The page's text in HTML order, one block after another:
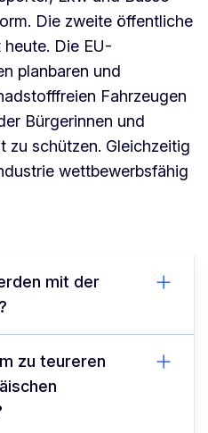
Die zweite öffentliche
Die EU-
planbaren und
Fahrzeugen
Bürgerinnen und
zu schützen. Gleichzeitig
wettbewerbsfähig
mit der
zu teureren